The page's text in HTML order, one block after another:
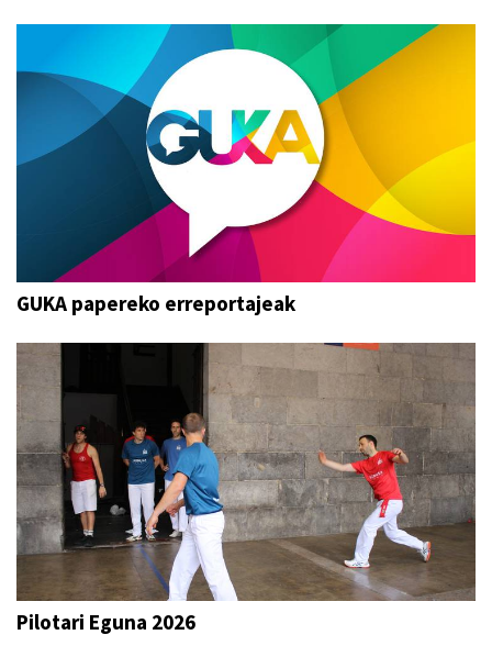
GUKA papereko erreportajeak
Pilotari Eguna 2026